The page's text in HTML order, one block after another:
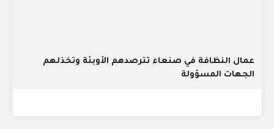
عمال النظافة في صنعاء تترصدهم الأوبئة وتخذلهم
الجهات المسؤولة